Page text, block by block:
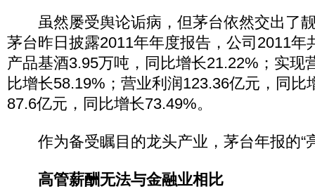
虽然屡受舆论诟病，但茅台依然交出了
茅台昨日披露2011年年度报告，公司2011年
产品基酒3.95万吨，同比增长21.22%；实现
比增长58.19%；营业利润123.36亿元，同比
87.6亿元，同比增长73.49%。
作为备受瞩目的龙头产业，茅台年报的“
高管薪酬无法与金融业相比